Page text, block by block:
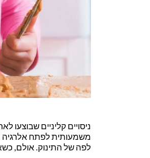
ניסויים קליניים שבוצעו
משמעותית לפתח אלרגיה
לפה של התינוק. אולם,